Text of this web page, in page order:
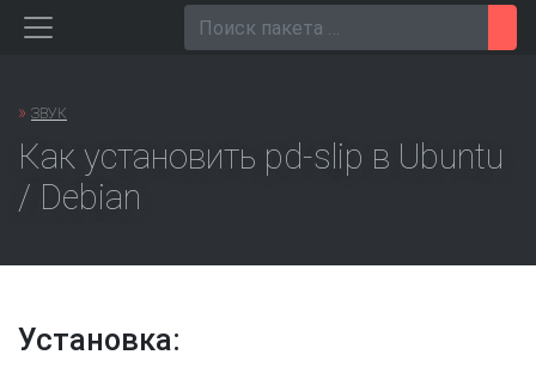
Перейти
» ЗВУК
Как установить pd-slip в Ubuntu
/ Debian
Установка: